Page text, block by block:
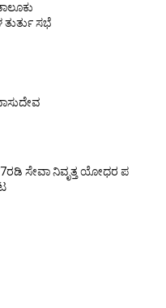
ಸಭೆ
ಸೇವಾ ನಿವೃತ್ತ ಯೋಧರ ಪ